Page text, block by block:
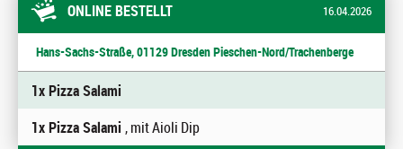
ONLINE BESTELLT 16.04.2026
Hans-Sachs-Straße, 01129 Dresden Pieschen-Nord/Trachenberge
1x Pizza Salami
1x Pizza Salami , mit Aioli Dip